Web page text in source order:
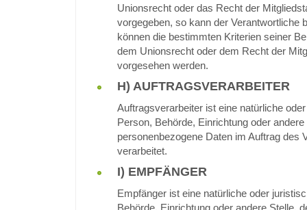
Unionsrecht oder das Recht der
vorgegeben, so kann der Verantwortliche
können die bestimmten Kriterien seiner
dem Unionsrecht oder dem Recht der
vorgesehen werden.
H) AUFTRAGSVERARBEITER
Auftragsverarbeiter ist eine natürliche
Person, Behörde, Einrichtung oder andere
personenbezogene Daten im Auftrag des
verarbeitet.
I) EMPFÄNGER
Empfänger ist eine natürliche oder
Behörde, Einrichtung oder andere Stelle,